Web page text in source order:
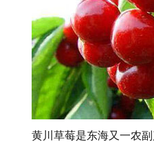
黄川草莓是东海又一农